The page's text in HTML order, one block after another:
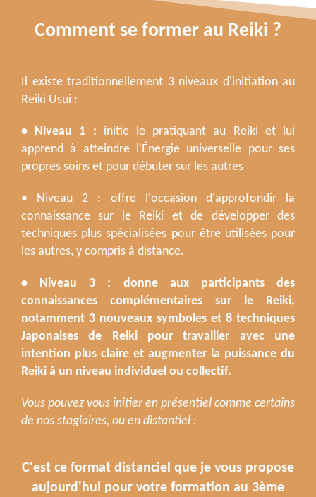
Comment se former au Reiki ?
Il existe traditionnellement 3 niveaux d'initiation au
Reiki Usui :
• Niveau 1 : initie le pratiquant au Reiki et lui
apprend à atteindre l'Énergie universelle pour ses
propres soins et pour débuter sur les autres
• Niveau 2 : offre l'occasion d'approfondir la
connaissance sur le Reiki et de développer des
techniques plus spécialisées pour être utilisées pour
les autres, y compris à distance.
• Niveau 3 : donne aux participants des
connaissances complémentaires sur le Reiki,
notamment 3 nouveaux symboles et 8 techniques
Japonaises de Reiki pour travailler avec une
intention plus claire et augmenter la puissance du
Reiki à un niveau individuel ou collectif.
Vous pouvez vous initier en présentiel comme certains
de nos stagiaires, ou en distantiel :
C'est ce format distanciel que je vous propose
aujourd'hui pour votre formation au 3ème